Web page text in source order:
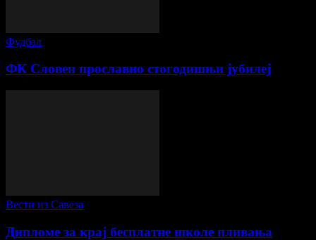
Фудбал
ФК Словен прославио стогодишњи јубилеј
Вести из Савеза
Дипломе за крај бесплатне школе пливања